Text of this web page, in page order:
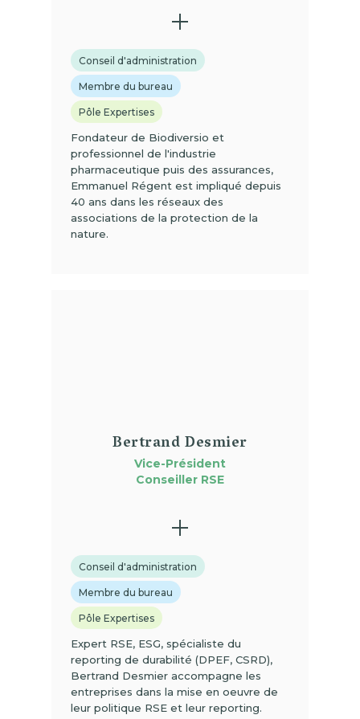
Conseil d'administration
Membre du bureau
Pôle Expertises
Fondateur de Biodiversio et
professionnel de l'industrie
pharmaceutique puis des assurances,
Emmanuel Régent est impliqué depuis
40 ans dans les réseaux des
associations de la protection de la
nature.
Bertrand Desmier
Vice-Président
Conseiller RSE
Conseil d'administration
Membre du bureau
Pôle Expertises
Expert RSE, ESG, spécialiste du
reporting de durabilité (DPEF, CSRD),
Bertrand Desmier accompagne les
entreprises dans la mise en oeuvre de
leur politique RSE et leur reporting.